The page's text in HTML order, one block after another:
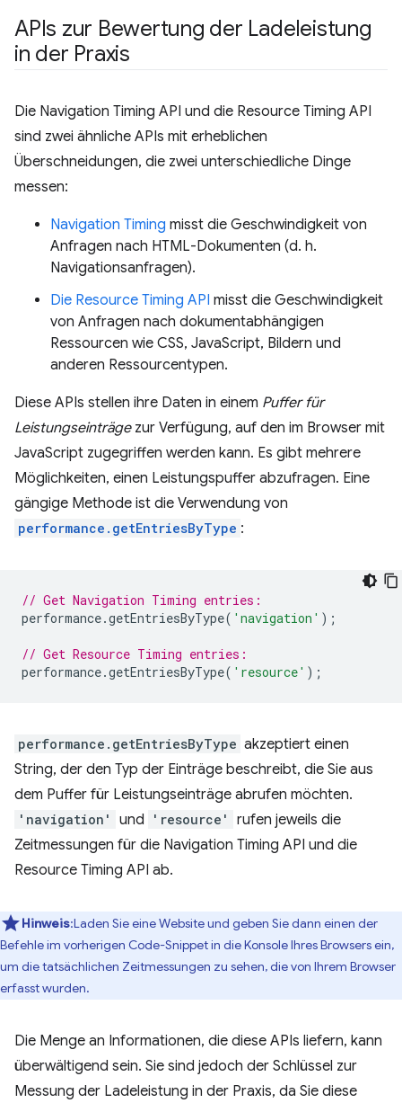
APIs zur Bewertung der Ladeleistung
in der Praxis
Die Navigation Timing API und die Resource Timing API
sind zwei ähnliche APIs mit erheblichen
Überschneidungen, die zwei unterschiedliche Dinge
messen:
Navigation Timing misst die Geschwindigkeit von
Anfragen nach HTML-Dokumenten (d. h.
Navigationsanfragen).
Die Resource Timing API misst die Geschwindigkeit
von Anfragen nach dokumentabhängigen
Ressourcen wie CSS, JavaScript, Bildern und
anderen Ressourcentypen.
Diese APIs stellen ihre Daten in einem Puffer für
Leistungseinträgezur Verfügung, auf den im Browser mit
JavaScript zugegriffen werden kann. Es gibt mehrere
Möglichkeiten, einen Leistungspuffer abzufragen. Eine
gängige Methode ist die Verwendung von
performance.getEntriesByType :
// Get Navigation Timing entries:
performance.getEntriesByType( 'navigation' );
// Get Resource Timing entries:
performance.getEntriesByType( 'resource' );
performance.getEntriesByType akzeptiert einen
String, der den Typ der Einträge beschreibt, die Sie aus
dem Puffer für Leistungseinträge abrufen möchten.
'navigation' und 'resource'
rufen jeweils die
Zeitmessungen für die Navigation Timing API und die
Resource Timing API ab.
Hinweis:Laden Sie eine Website und geben Sie dann einen der
Befehle im vorherigen Code-Snippet in die Konsole Ihres Browsers ein,
um die tatsächlichen Zeitmessungen zu sehen, die von Ihrem Browser
erfasst wurden.
Die Menge an Informationen, die diese APIs liefern, kann
überwältigend sein. Sie sind jedoch der Schlüssel zur
Messung der Ladeleistung in der Praxis, da Sie diese